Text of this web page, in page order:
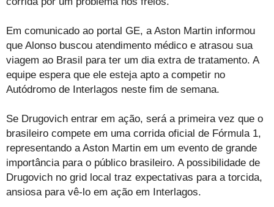
Em comunicado ao portal GE, a Aston Martin informou
que Alonso buscou atendimento médico e atrasou sua
viagem ao Brasil para ter um dia extra de tratamento. A
equipe espera que ele esteja apto a competir no
Autódromo de Interlagos neste fim de semana.
Se Drugovich entrar em ação, será a primeira vez que o
brasileiro compete em uma corrida oficial de Fórmula 1,
representando a Aston Martin em um evento de grande
importância para o público brasileiro. A possibilidade de
Drugovich no grid local traz expectativas para a torcida,
ansiosa para vê-lo em ação em Interlagos.